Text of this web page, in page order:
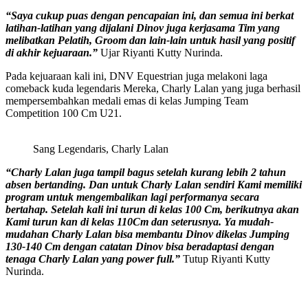
“Saya cukup puas dengan pencapaian ini, dan semua ini berkat
latihan-latihan yang dijalani Dinov juga kerjasama Tim yang
melibatkan Pelatih, Groom dan lain-lain untuk hasil yang positif
di akhir kejuaraan.” Ujar Riyanti Kutty Nurinda.
Pada kejuaraan kali ini, DNV Equestrian juga melakoni laga
comeback kuda legendaris Mereka, Charly Lalan yang juga berhasil
mempersembahkan medali emas di kelas Jumping Team
Competition 100 Cm U21.
Sang Legendaris, Charly Lalan
“Charly Lalan juga tampil bagus setelah kurang lebih 2 tahun
absen bertanding. Dan untuk Charly Lalan sendiri Kami memiliki
program untuk mengembalikan lagi performanya secara
bertahap. Setelah kali ini turun di kelas 100 Cm, berikutnya akan
Kami turun kan di kelas 110Cm dan seterusnya. Ya mudah-
mudahan Charly Lalan bisa membantu Dinov dikelas Jumping
130-140 Cm dengan catatan Dinov bisa beradaptasi dengan
tenaga Charly Lalan yang power full.” Tutup Riyanti Kutty
Nurinda.